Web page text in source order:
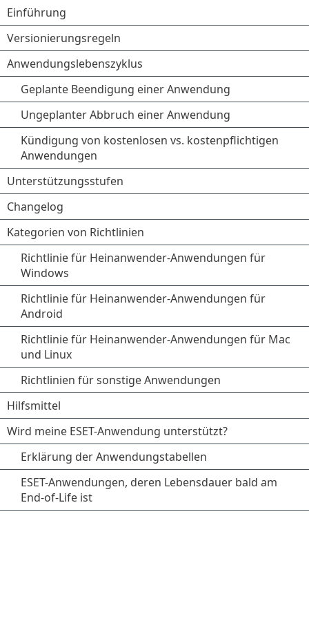
Einführung
Versionierungsregeln
Anwendungslebenszyklus
Geplante Beendigung einer Anwendung
Ungeplanter Abbruch einer Anwendung
Kündigung von kostenlosen vs. kostenpflichtigen
Anwendungen
Unterstützungsstufen
Changelog
Kategorien von Richtlinien
Richtlinie für Heinanwender-Anwendungen für
Windows
Richtlinie für Heinanwender-Anwendungen für
Android
Richtlinie für Heinanwender-Anwendungen für Mac
und Linux
Richtlinien für sonstige Anwendungen
Hilfsmittel
Wird meine ESET-Anwendung unterstützt?
Erklärung der Anwendungstabellen
ESET-Anwendungen, deren Lebensdauer bald am
End-of-Life ist